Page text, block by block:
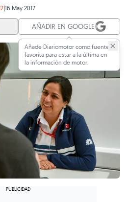
|16 May 2017
AÑADIR EN GOOGLE
Añade Diariomotor como fuente
favorita para estar a la última en
la información de motor.